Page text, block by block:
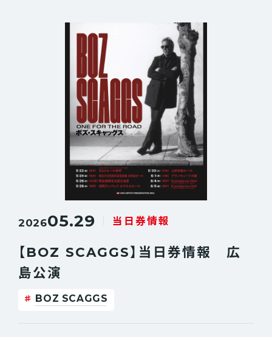
202605.29 当日券情報
【BOZ SCAGGS】当日券情報 広
島公演
BOZ SCAGGS